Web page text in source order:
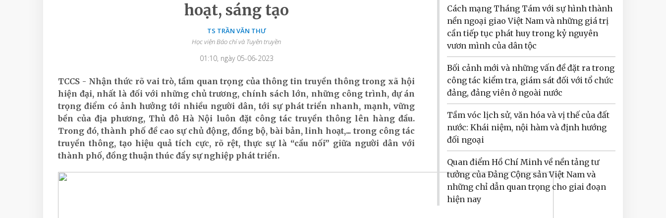
hoạt, sáng tạo
TS TRẦN VĂN THƯ
Học viện Báo chí và Tuyên truyền
01:10, ngày 05-06-2023
TCCS - Nhận thức rõ vai trò, tầm quan trọng của thông tin truyền thông trong xã hội
hiện đại, nhất là đối với những chủ trương, chính sách lớn, những công trình, dự án
trọng điểm có ảnh hưởng tới nhiều người dân, tới sự phát triển nhanh, mạnh, vững
bền của địa phương, Thủ đô Hà Nội luôn đặt công tác truyền thông lên hàng đầu.
Trong đó, thành phố đề cao sự chủ động, đồng bộ, bài bản, linh hoạt,... trong công tác
truyền thông, tạo hiệu quả tích cực, rõ rệt, thực sự là “cầu nối” giữa người dân với
thành phố, đồng thuận thúc đẩy sự nghiệp phát triển.
Cách mạng Tháng Tám với sự hình thành
nền ngoại giao Việt Nam và những giá trị
cần tiếp tục phát huy trong kỷ nguyên
vươn mình của dân tộc
Bối cảnh mới và những vấn đề đặt ra trong
công tác kiểm tra, giám sát đối với tổ chức
đảng, đảng viên ở ngoài nước
Tầm vóc lịch sử, văn hóa và vị thế của đất
nước: Khái niệm, nội hàm và định hướng
đối ngoại
Quan điểm Hồ Chí Minh về nền tảng tư
tưởng của Đảng Cộng sản Việt Nam và
những chỉ dẫn quan trọng cho giai đoạn
hiện nay